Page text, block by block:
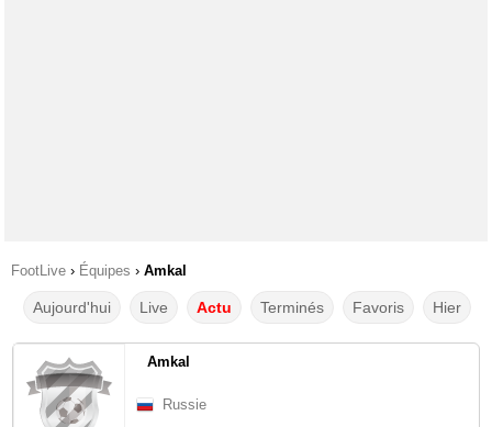
FootLive › Équipes › Amkal
Aujourd'hui Live Actu Terminés Favoris Hier
Amkal
Russie